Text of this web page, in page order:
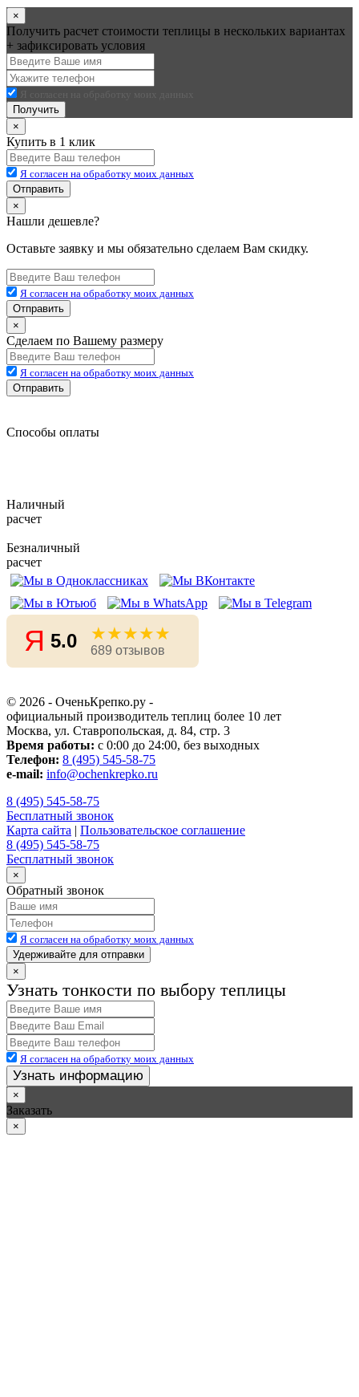
×
Получить расчет стоимости теплицы в нескольких вариантах
+ зафиксировать условия
Я согласен на обработку моих данных
Получить
×
Купить в 1 клик
Я согласен на обработку моих данных
Отправить
×
Нашли дешевле?
Оставьте заявку и мы обязательно сделаем Вам скидку.
Я согласен на обработку моих данных
Отправить
×
Сделаем по Вашему размеру
Я согласен на обработку моих данных
Отправить
Способы оплаты
Наличный
расчет
Безналичный
расчет
Я 5.0 ★★★★★
689 отзывов
© 2026 - ОченьКрепко.ру -
официальный производитель теплиц более 10 лет
Москва, ул. Ставропольская, д. 84, стр. 3
Время работы: с 0:00 до 24:00, без выходных
Телефон: 8 (495) 545-58-75
e-mail: info@ochenkrepko.ru
8 (495) 545-58-75
Бесплатный звонок
Карта сайта | Пользовательское соглашение
8 (495) 545-58-75
Бесплатный звонок
×
Обратный звонок
Я согласен на обработку моих данных
Удерживайте для отправки
×
Узнать тонкости по выбору теплицы
Я согласен на обработку моих данных
Узнать информацию
×
Заказать
×